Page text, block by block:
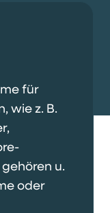
für
wie z. B.
u.
oder